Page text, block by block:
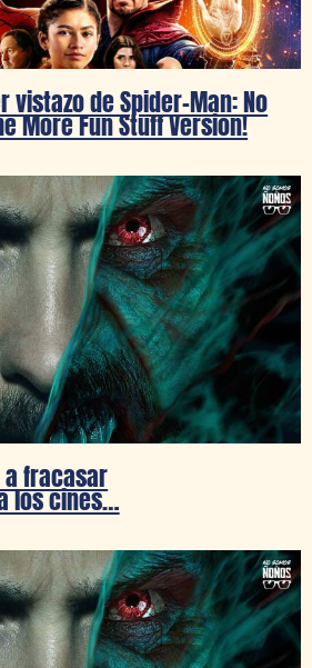
vistazo de Spider-Man: No
More Fun Stuff Version!
fracasar
los cines…